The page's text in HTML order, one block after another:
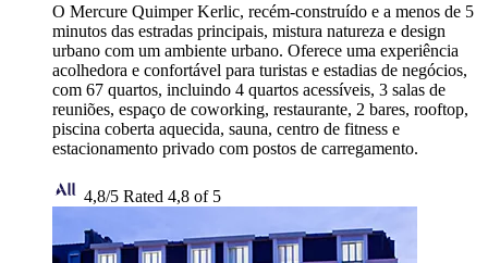
O Mercure Quimper Kerlic, recém-construído e a menos de 5
minutos das estradas principais, mistura natureza e design
urbano com um ambiente urbano. Oferece uma experiência
acolhedora e confortável para turistas e estadias de negócios,
com 67 quartos, incluindo 4 quartos acessíveis, 3 salas de
reuniões, espaço de coworking, restaurante, 2 bares, rooftop,
piscina coberta aquecida, sauna, centro de fitness e
estacionamento privado com postos de carregamento.
4,8/5 Rated 4,8 of 5